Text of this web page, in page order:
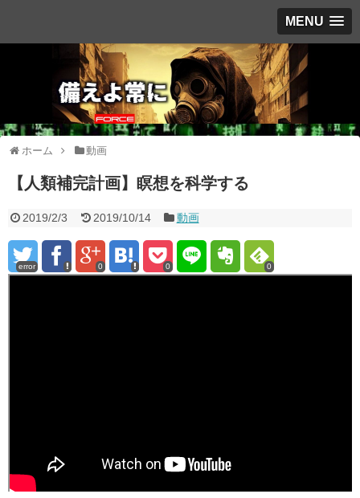
MENU
ホーム 動画
【人類補完計画】瞑想を科学する
2019/2/3 2019/10/14 動画
error 0 0 0